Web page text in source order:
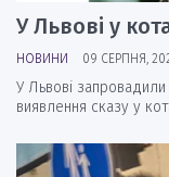
У Львові у
НОВИНИ 09 СЕРПНЯ,
У Львові
виявлення сказу у